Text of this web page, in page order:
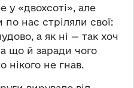
у «двохсоті», але
нас стріляли свої:
а як ні — так хоч
що й заради чого
не гнав.